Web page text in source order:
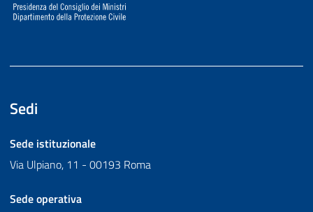
Sedi
Sede istituzionale
Via Ulpiano, 11 - 00193 Roma
Sede operativa